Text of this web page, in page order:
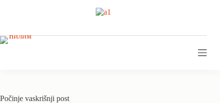
Počinje vaskrišnji post